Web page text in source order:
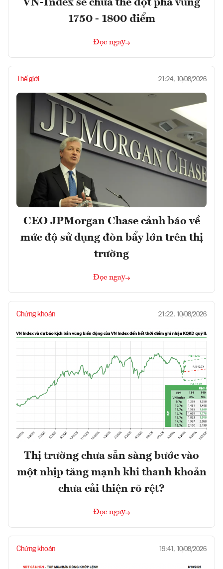
VN-Index sẽ chưa thể đột phá vùng
1750 - 1800 điểm
Đọc ngay
Thế giới 21:24, 10/08/2026
CEO JPMorgan Chase cảnh báo về
mức độ sử dụng đòn bẩy lớn trên thị
trường
Đọc ngay
Chứng khoán 21:22, 10/08/2026
Thị trường chưa sẵn sàng bước vào
một nhịp tăng mạnh khi thanh khoản
chưa cải thiện rõ rệt?
Đọc ngay
Chứng khoán 19:41, 10/08/2026